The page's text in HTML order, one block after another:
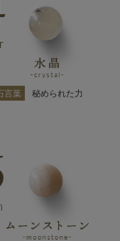
言葉 秘められた力